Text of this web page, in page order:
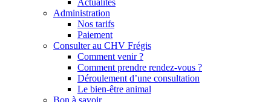
Actualités
Administration
Nos tarifs
Paiement
Consulter au CHV Frégis
Comment venir ?
Comment prendre rendez-vous ?
Déroulement d’une consultation
Le bien-être animal
Bon à savoir